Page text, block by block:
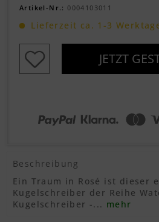
Artikel-Nr.: 0004103011
Lieferzeit ca. 1-3
JETZT
Beschreibung
Ein Traum in Rosé ist dieser
Kugelschreiber der Reihe
Kugelschreiber -... mehr